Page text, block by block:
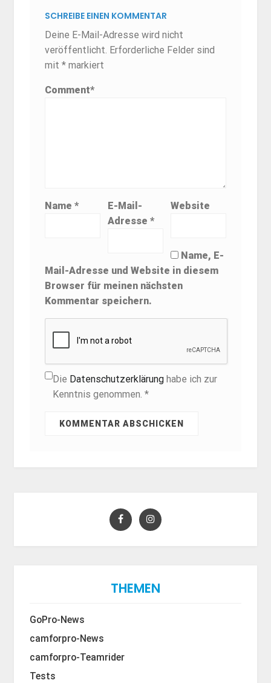
SCHREIBE EINEN KOMMENTAR
Deine E-Mail-Adresse wird nicht
veröffentlicht. Erforderliche Felder sind
mit* markiert
Comment*
Name*
E-Mail-
Adresse *
Website
Name, E-
Mail-Adresse und Website in diesem
Browser für meinen nächsten
Kommentar speichern.
Die Datenschutzerklärunghabe ich zur
Kenntnis genommen. *
THEMEN
GoPro-News
camforpro-News
camforpro-Teamrider
Tests